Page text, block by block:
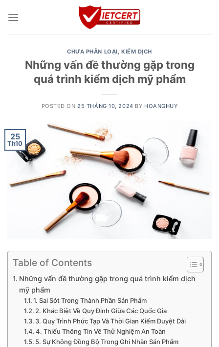
CHƯA PHÂN LOẠI, KIỂM DỊCH
Những vấn đề thường gặp trong
quá trình kiểm dịch mỹ phẩm
POSTED ON 25 THÁNG 10, 2024 BY HOANGHUY
25
Th10
Table of Contents
Những vấn đề thường gặp trong quá trình kiểm dịch
mỹ phẩm
1. Sai Sót Trong Thành Phần Sản Phẩm
2. Khác Biệt Về Quy Định Giữa Các Quốc Gia
3. Quy Trình Phức Tạp Và Thời Gian Kiểm Duyệt Dài
4. Thiếu Thông Tin Về Thử Nghiệm An Toàn
5. Sự Không Đồng Bộ Trong Ghi Nhãn Sản Phẩm